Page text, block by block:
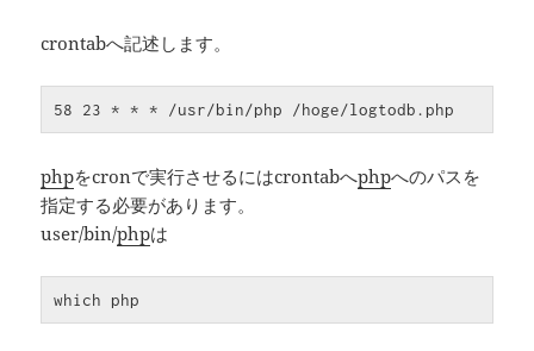
crontabへ記述します。
58 23 * * * /usr/bin/php /hoge/logtodb.php
phpをcronで実行させるにはcrontabへphpへのパスを
指定する必要があります。
user/bin/phpは
which php